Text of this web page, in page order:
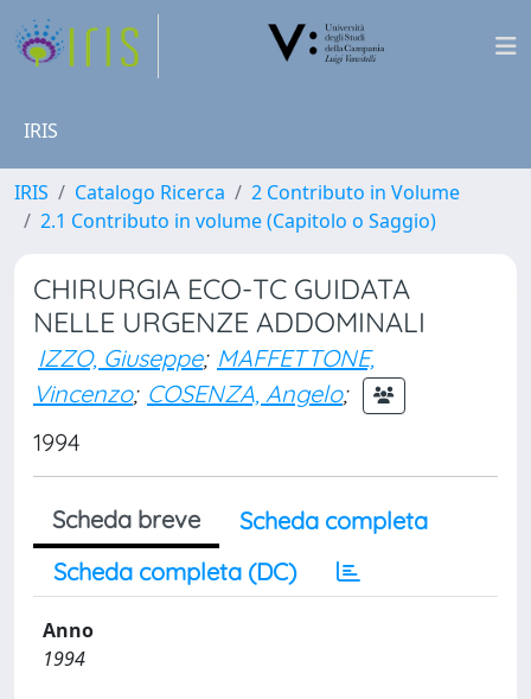
IRIS
IRIS Catalogo Ricerca
2 Contributo in Volume
2.1 Contributo in volume (Capitolo o Saggio)
CHIRURGIA ECO-TC GUIDATA
NELLE URGENZE ADDOMINALI
IZZO, Giuseppe; MAFFETTONE,
Vincenzo; COSENZA, Angelo;
1994
Scheda breve
Scheda completa
Scheda completa (DC)
Anno
1994